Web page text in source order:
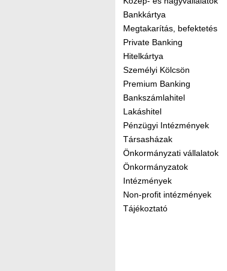
Bankkártya
Megtakarítás, befektetés
Private Banking
Hitelkártya
Személyi Kölcsön
Premium Banking
Bankszámlahitel
Lakáshitel
Pénzügyi Intézmények
Társasházak
Önkormányzati vállalatok
Önkormányzatok
Intézmények
Non-profit intézmények
Tájékoztató